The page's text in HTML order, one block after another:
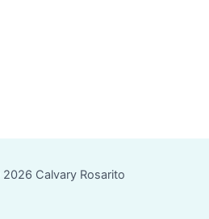
2026 Calvary Rosarito